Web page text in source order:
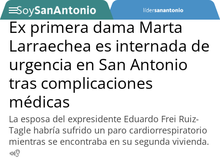
Podcast
Actualidad
Entretención
Ex primera dama Marta
Larraechea es internada de
urgencia en San Antonio
tras complicaciones
médicas
La esposa del expresidente Eduardo Frei Ruiz-
Tagle habría sufrido un paro cardiorrespiratorio
mientras se encontraba en su segunda vivienda.